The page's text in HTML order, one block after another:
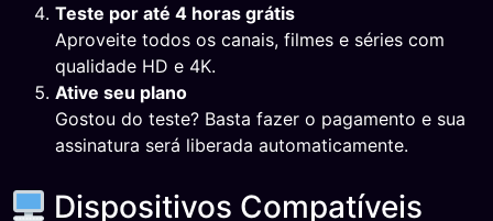
Teste por até 4 horas grátis
Aproveite todos os canais, filmes e séries com
qualidade HD e 4K.
Ative seu plano
Gostou do teste? Basta fazer o pagamento e sua
assinatura será liberada automaticamente.
Dispositivos Compatíveis